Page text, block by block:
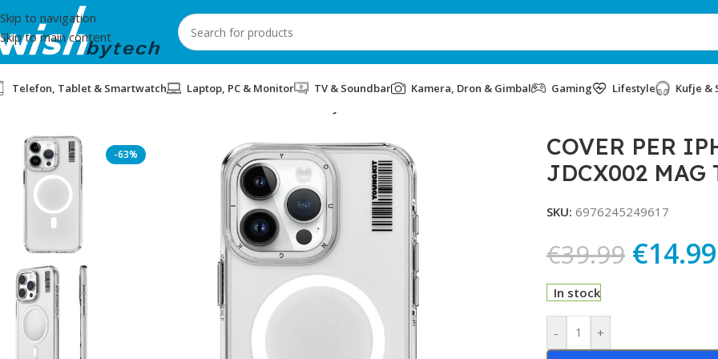
Skip to navigation
Skip to main content
Telefon, Tablet & Smartwatch Laptop, PC & Monitor TV & Soundbar Kamera, Dron & Gimbal Gaming Lifestyle Kufje &
-63%
COVER PER
JDCX002 MAG
SKU: 6976245249617
€39.99 €14.99
In stock
- +
Alternative: